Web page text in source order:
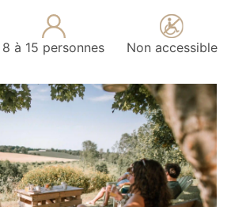
8 à 15 personnes Non accessible